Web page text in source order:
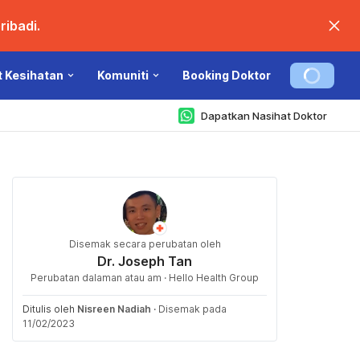
Kesihatan Komuniti Booking Doktor
Dapatkan Nasihat Doktor
Disemak secara perubatan oleh
Dr. Joseph Tan
Perubatan dalaman atau am · Hello Health Group
Ditulis oleh Nisreen Nadiah · Disemak pada
11/02/2023